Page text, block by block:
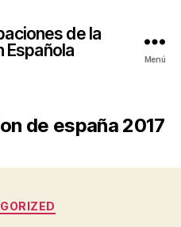
de la
Española
Menú
de españa 2017
Categorías